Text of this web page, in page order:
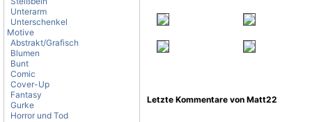
Unterarm
Unterschenkel
Motive
Abstrakt/Grafisch
Blumen
Bunt
Comic
Cover-Up
Fantasy
Gurke
Horror und Tod
Letzte Kommentare von Matt22